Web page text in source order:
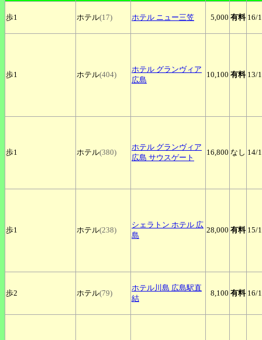
歩1 ホテル(17) ホテル ニュー三笠 5,000 有料 16/
歩1 ホテル(404)
ホテル グランヴィア
広島
10,100 有料 13/
歩1 ホテル(380)
ホテル グランヴィア
広島 サウスゲート
16,800 なし 14/
歩1 ホテル(238)
シェラトン ホテル 広
島
28,000 有料 15/
歩2 ホテル(79)
ホテル川島 広島駅直
結
8,100 有料 16/